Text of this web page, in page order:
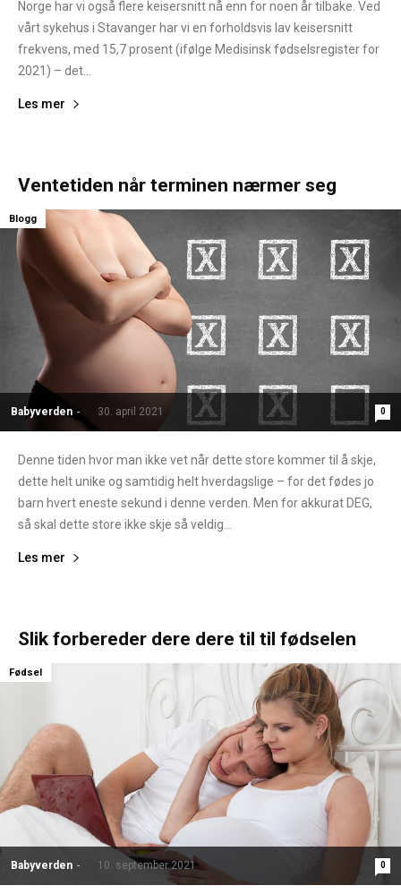
Norge har vi også flere keisersnitt nå enn for noen år tilbake. Ved
vårt sykehus i Stavanger har vi en forholdsvis lav keisersnitt
frekvens, med 15,7 prosent (ifølge Medisinsk fødselsregister for
2021) – det...
Les mer
Ventetiden når terminen nærmer seg
Babyverden - 30. april 2021 0
Blogg
Denne tiden hvor man ikke vet når dette store kommer til å skje,
dette helt unike og samtidig helt hverdagslige – for det fødes jo
barn hvert eneste sekund i denne verden. Men for akkurat DEG,
så skal dette store ikke skje så veldig...
Les mer
Slik forbereder dere dere til til fødselen
Babyverden - 10. september 2021 0
Fødsel